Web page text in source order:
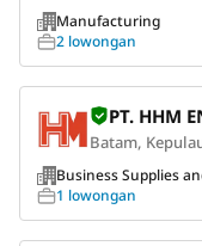
Manufacturing
2 lowongan
PT. HHM
Batam,
Business Supplies
1 lowongan